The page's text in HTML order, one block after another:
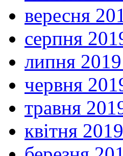
вересня
серпня
липня
червня
травня
квітня